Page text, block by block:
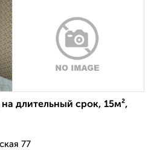
длительный срок, 15м²,
77